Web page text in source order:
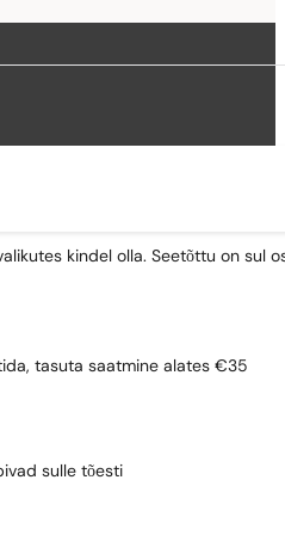
kindel olla. Seetõttu on sul
tasuta saatmine alates €35
sulle tõesti